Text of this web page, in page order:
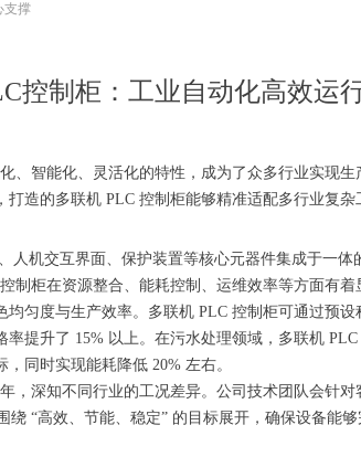
控制柜：工业自动化高效运
支撑
、智能化、灵活化的特性，成为了众多行业实现
造的多联机 PLC 控制柜能够精准适配多行业复
人机交互界面、保护装置等核心元器件集成于一
柜在资源整合、能耗控制、运维效率等方面有着
匀度与生产效率。多联机 PLC 控制柜可通过预
提升了 15% 以上。在污水处理领域，多联机
同时实现能耗降低 20% 左右。
，深知不同行业的工况差异。公司技术团队会针
“高效、节能、稳定” 的目标展开，确保设备能够